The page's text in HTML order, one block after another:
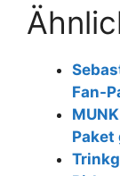
Fan-
Paket